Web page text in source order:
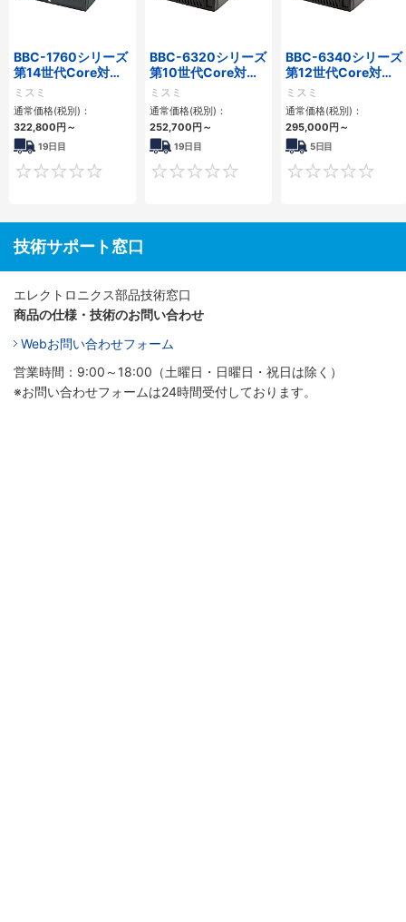
BBC-1760シリーズ
第14世代Core対応
小型フロアマウント
3PCIe
ミスミ
通常価格(税別)：
322,800円～
19日目
0
BBC-6320シリーズ
第10世代Core対応
小型フロアマウント
FAPC 2PCI・2PCIe
ミスミ
通常価格(税別)：
252,700円～
19日目
0
BBC-6340シリーズ
第12世代Core対応
小型フロアマウント
PC2PCI/2PCIe
ミスミ
通常価格(税別)：
295,000円～
5日目
技術サポート窓口
エレクトロニクス部品技術窓口
商品の仕様・技術のお問い合わせ
Webお問い合わせフォーム
営業時間：9:00～18:00（土曜日・日曜日・祝日は除く）
※お問い合わせフォームは24時間受付しております。